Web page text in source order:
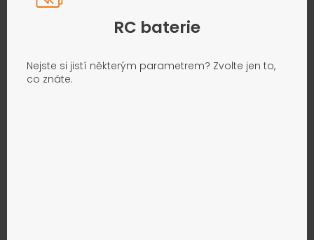
RC baterie
Nejste si jistí některým parametrem? Zvolte jen to,
co znáte.